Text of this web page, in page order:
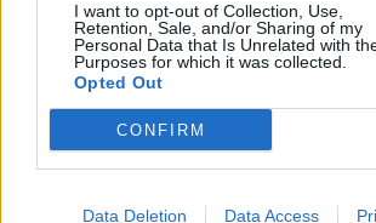
I want to opt-out of Collection, Use,
Retention, Sale, and/or Sharing of my
Personal Data that Is Unrelated with
Purposes for which it was collected.
Opted Out
CONFIRM
Data Deletion Data Access
sulla preparazione e la
alimenti senza glutine.
Il provvedimento mette a
milione di euro nel triennio